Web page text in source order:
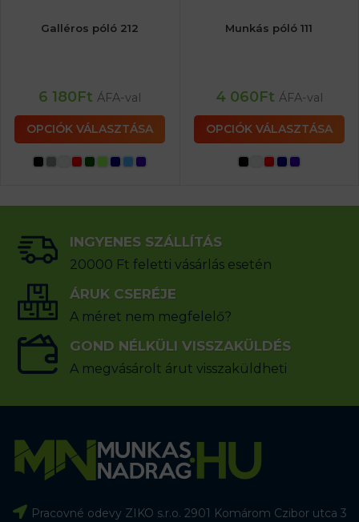
Galléros póló 212
6 180Ft ÁFA-val
OPCIÓK VÁLASZTÁSA
Munkás póló 111
4 060Ft ÁFA-val
OPCIÓK VÁLASZTÁSA
INGYENES SZÁLLÍTÁS
20000 Ft feletti vásárlás esetén
ÁRUK CSERÉJE
A méret nem megfelelő?
GOND NÉLKÜLI VISSZAKÜLDÉS
A megvásárolt árut visszaküldheti
Pracovné odevy ZIKO s.r.o. 2901 Komárom Czibor utca 3